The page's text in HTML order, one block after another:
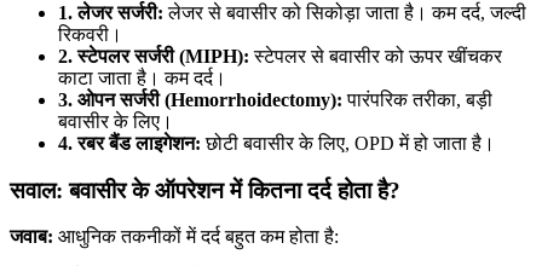
1. लेजर सर्जरी: लेजर से बवासीर को सिकोड़ा जाता है। कम दर्द, जल्दी
रिकवरी।
2. स्टेपलर सर्जरी (MIPH): स्टेपलर से बवासीर को ऊपर खींचकर
काटा जाता है। कम दर्द।
3. ओपन सर्जरी (Hemorrhoidectomy): पारंपरिक तरीका, बड़ी
बवासीर के लिए।
4. रबर बैंड लाइगेशन: छोटी बवासीर के लिए, OPD में हो जाता है।
सवाल: बवासीर के ऑपरेशन में कितना दर्द होता है?
जवाब: आधुनिक तकनीकों में दर्द बहुत कम होता है: